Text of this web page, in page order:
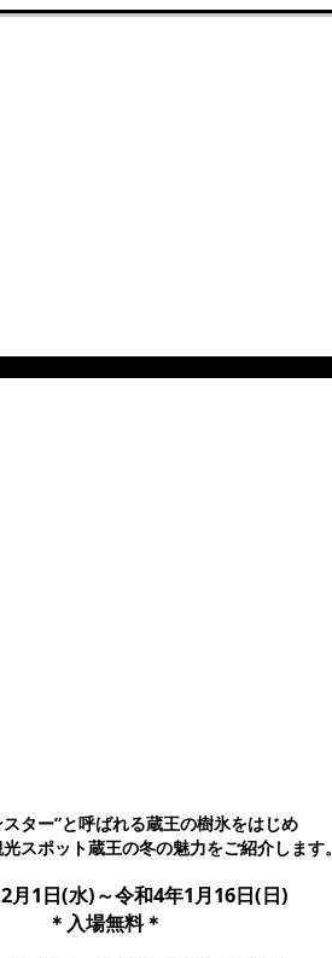
ター”と呼ばれる蔵王の樹氷をはじめ
スポット蔵王の冬の魅力をご紹介します。
月1日(水)～令和4年1月16日(日)
＊入場無料＊